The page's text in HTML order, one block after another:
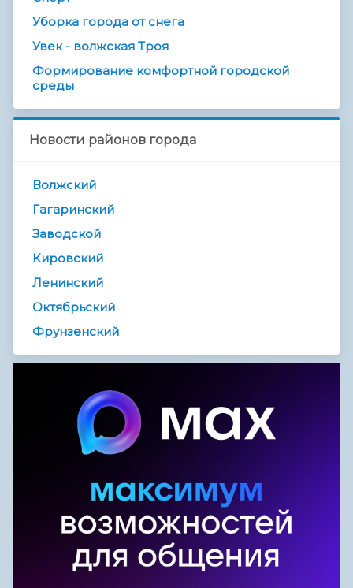
Уборка города от снега
Увек - волжская Троя
Формирование комфортной городской
среды
Новости районов города
Волжский
Гагаринский
Заводской
Кировский
Ленинский
Октябрьский
Фрунзенский